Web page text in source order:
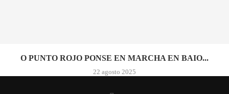
O PUNTO ROJO PONSE EN MARCHA EN BAIO...
22 agosto 2025